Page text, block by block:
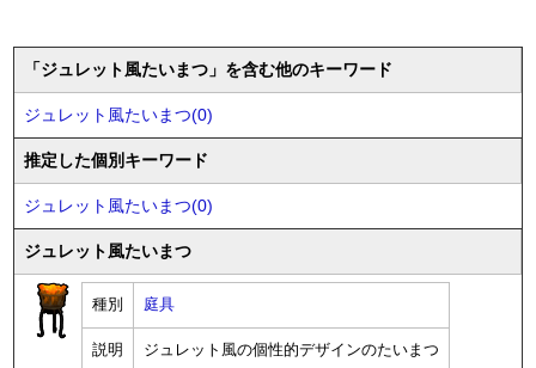
「ジュレット風たいまつ」を含む他のキーワード
ジュレット風たいまつ(0)
推定した個別キーワード
ジュレット風たいまつ(0)
ジュレット風たいまつ
種別 庭具
説明 ジュレット風の個性的デザインのたいまつ